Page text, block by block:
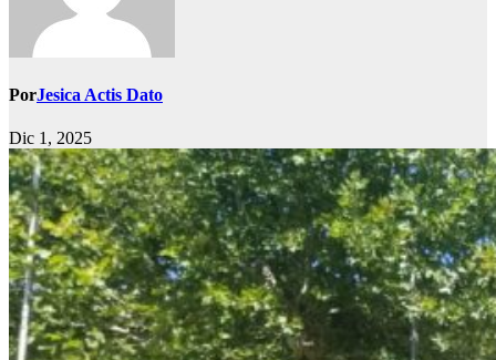
PorJesica Actis Dato
Dic 1, 2025